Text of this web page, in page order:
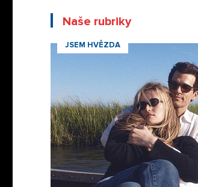
Naše rubriky
JSEM HVĚZDA